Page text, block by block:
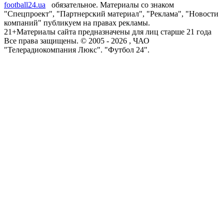
football24.ua
обязательное. Материалы со знаком
"Спецпроект", "Партнерский материал", "Реклама", "Новости
компаний" публикуем на правах рекламы.
21+Материалы сайта предназначены для лиц старше 21 года
Все права защищены. © 2005 - 2026 , ЧАО
"Телерадиокомпания Люкс". "Футбол 24".